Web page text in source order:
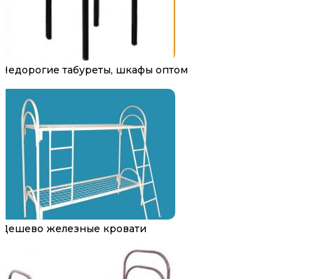
Недорогие табуреты, шкафы оптом
Дешево железные кровати